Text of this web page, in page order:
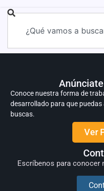
Conoce nuestra forma de
desarrollado para que
buscas.
Ver
Escríbenos para conocer